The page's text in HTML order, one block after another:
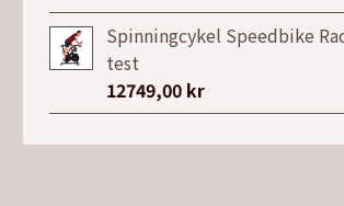
priset
13999,00 kr.
priset
Spinningcykel Speedbike
test
12749,00 kr